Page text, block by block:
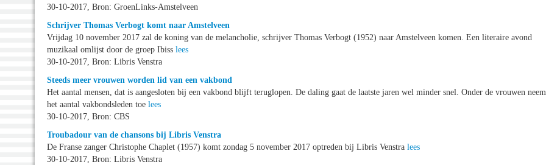
30-10-2017, Bron: GroenLinks-Amstelveen
Schrijver Thomas Verbogt komt naar Amstelveen
Vrijdag 10 november 2017 zal de koning van de melancholie, schrijver Thomas Verbogt (1952) naar Amstelveen komen. Een literaire avond
muzikaal omlijst door de groep Ibiss lees
30-10-2017, Bron: Libris Venstra
Steeds meer vrouwen worden lid van een vakbond
Het aantal mensen, dat is aangesloten bij een vakbond blijft teruglopen. De daling gaat de laatste jaren wel minder snel. Onder de vrouwen
het aantal vakbondsleden toe lees
30-10-2017, Bron: CBS
Troubadour van de chansons bij Libris Venstra
De Franse zanger Christophe Chaplet (1957) komt zondag 5 november 2017 optreden bij Libris Venstra lees
30-10-2017, Bron: Libris Venstra